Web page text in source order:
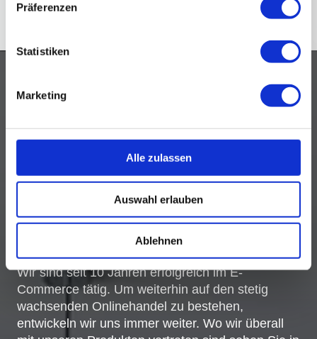
Präferenzen
Statistiken
Marketing
Alle zulassen
Auswahl erlauben
Ablehnen
Wir sind seit 10 Jahren erfolgreich im E-
Commerce tätig. Um weiterhin auf den stetig
wachsenden Onlinehandel zu bestehen,
entwickeln wir uns immer weiter. Wo wir überall